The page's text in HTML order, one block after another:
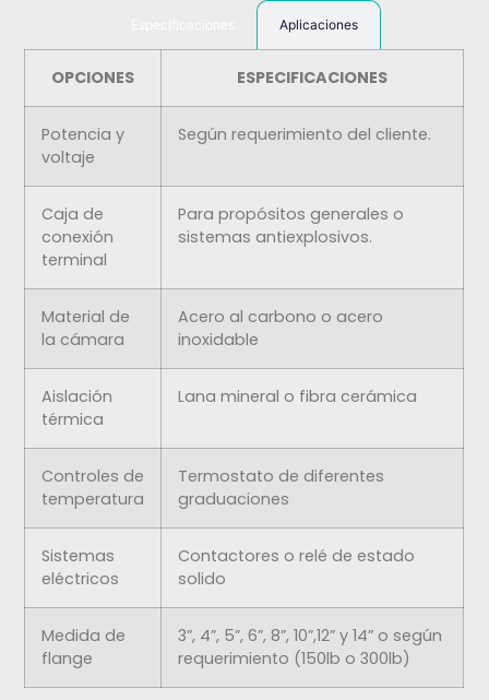
Aplicaciones
OPCIONES ESPECIFICACIONES
Potencia y
voltaje
Según requerimiento del cliente.
Caja de
conexión
terminal
Para propósitos generales o
sistemas antiexplosivos.
Material de
la cámara
Acero al carbono o acero
inoxidable
Aislación
térmica
Lana mineral o fibra cerámica
Controles de
temperatura
Termostato de diferentes
graduaciones
Sistemas
eléctricos
Contactores o relé de estado
solido
Medida de
flange
3”, 4”, 5”, 6”, 8”, 10”,12” y 14” o según
requerimiento (150lb o 300lb)